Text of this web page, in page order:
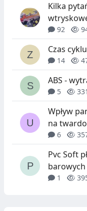
Kilka
92
Czas cyklu
14
ABS -
5
Wpływ
na
6
Pvc Soft
barowych
1